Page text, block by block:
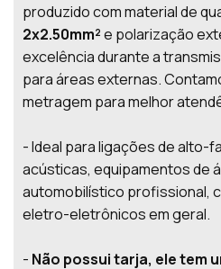
produzido com material de
2x2.50mm²e polarização
excelência durante a
para áreas externas.
metragem para melhor
- Ideal para ligações de alto-
acústicas, equipamentos de
automobilístico profissional,
eletro-eletrônicos em geral.
- Não possui tarja, ele tem